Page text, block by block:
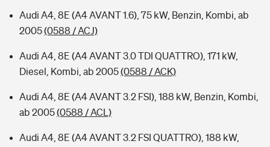
Audi A4, 8E (A4 AVANT 1.6), 75 kW, Benzin, Kombi, ab
2005(0588 / ACJ)
Audi A4, 8E (A4 AVANT 3.0 TDI QUATTRO), 171 kW,
Diesel, Kombi, ab 2005(0588 / ACK)
Audi A4, 8E (A4 AVANT 3.2 FSI), 188 kW, Benzin, Kombi,
ab 2005(0588 / ACL)
Audi A4, 8E (A4 AVANT 3.2 FSI QUATTRO), 188 kW,